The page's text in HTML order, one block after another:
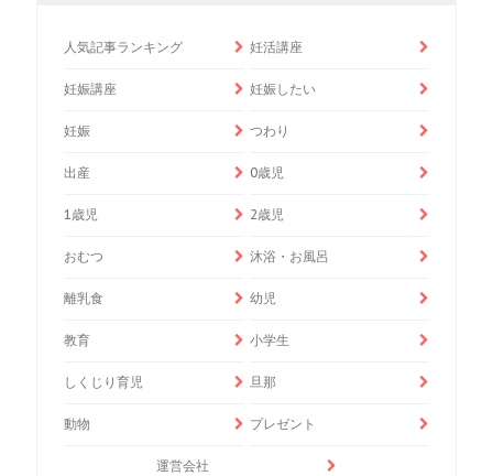
人気記事ランキング 妊活講座
妊娠講座 妊娠したい
妊娠 つわり
出産 0歳児
1歳児 2歳児
おむつ 沐浴・お風呂
離乳食 幼児
教育 小学生
しくじり育児 旦那
動物 プレゼント
運営会社